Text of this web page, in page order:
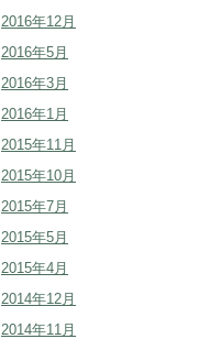
2016年12月
2016年5月
2016年3月
2016年1月
2015年11月
2015年10月
2015年7月
2015年5月
2015年4月
2014年12月
2014年11月